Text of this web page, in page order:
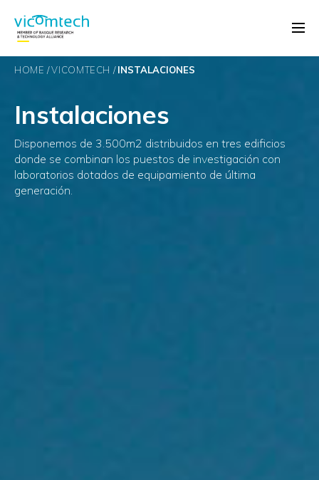
HOME VICOMTECH INSTALACIONES
Instalaciones
Disponemos de 3.500m2 distribuidos en tres edificios
donde se combinan los puestos de investigación con
laboratorios dotados de equipamiento de última
generación.